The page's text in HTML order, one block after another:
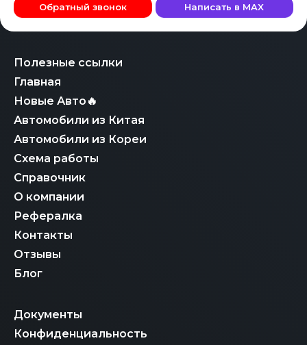
Полезные ссылки
Главная
Новые Авто🔥
Автомобили из Китая
Автомобили из Кореи
Схема работы
Справочник
О компании
Рефералка
Контакты
Отзывы
Блог
Документы
Конфиденциальность
Обратный звонок Написать в MAX